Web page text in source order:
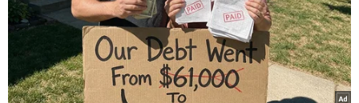
#Hội Liên Hiệp Thanh Niên Việt Nam
#Thanh Niên Sống Đẹp
#Trung Ương Đoàn